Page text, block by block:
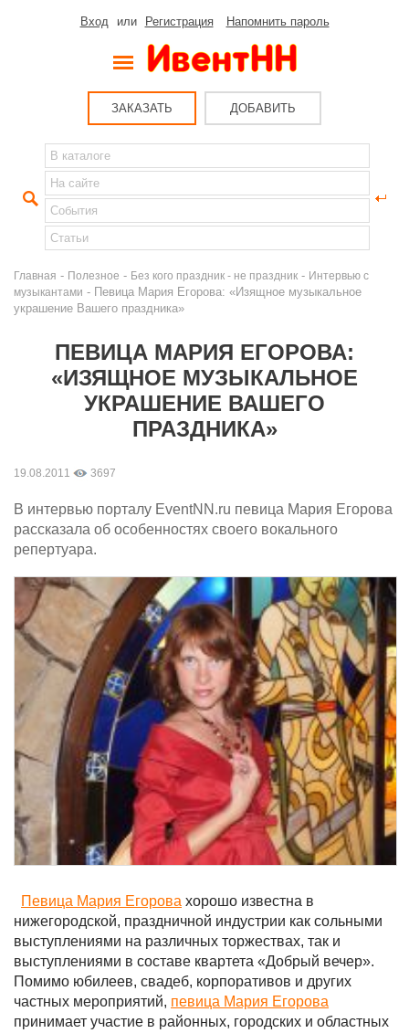
Вход или Регистрация Напомнить пароль
ЗАКАЗАТЬ ДОБАВИТЬ
Главная - Полезное - Без кого праздник - не праздник - Интервью с
музыкантами - Певица Мария Егорова: «Изящное музыкальное
украшение Вашего праздника»
ПЕВИЦА МАРИЯ ЕГОРОВА:
«ИЗЯЩНОЕ МУЗЫКАЛЬНОЕ
УКРАШЕНИЕ ВАШЕГО
ПРАЗДНИКА»
19.08.2011 3697
В интервью порталу EventNN.ru певица Мария Егорова
рассказала об особенностях своего вокального
репертуара.
Певица Мария Егорова хорошо известна в
нижегородской, праздничной индустрии как сольными
выступлениями на различных торжествах, так и
выступлениями в составе квартета «Добрый вечер».
Помимо юбилеев, свадеб, корпоративов и других
частных мероприятий, певица Мария Егорова
принимает участие в районных, городских и областных